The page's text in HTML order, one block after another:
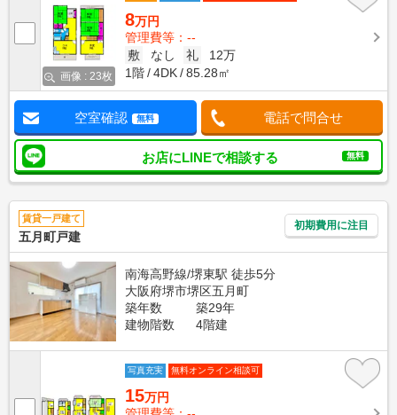
画像 : 23枚
8万円
管理費等：--
敷
なし 礼
12万
1階
4DK 85.28㎡
空室確認 無料 電話で問合せ
お店にLINEで相談する 無料
賃貸一戸建て
五月町戸建
初期費用に注目
南海高野線/堺東駅 徒歩5分
大阪府堺市堺区五月町
築年数
築29年
建物階数
4階建
写真充実 無料オンライン相談可
15万円